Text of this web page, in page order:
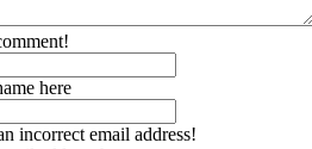
here
incorrect email address!